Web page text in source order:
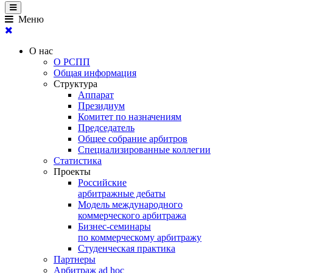
Меню
О нас
О РСПП
Общая информация
Структура
Аппарат
Президиум
Комитет по назначениям
Председатель
Общее собрание арбитров
Специализированные коллегии
Статистика
Проекты
Российские
арбитражные дебаты
Модель международного
коммерческого арбитража
Бизнес-семинары
по коммерческому арбитражу
Студенческая практика
Партнеры
Арбитраж ad hoc